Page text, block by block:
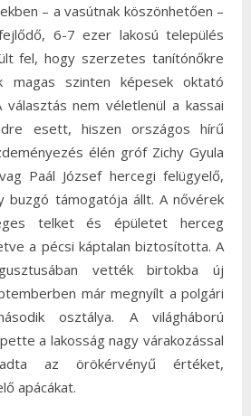
– a vasútnak köszönhetően –
6-7 ezer lakosú település
fel, hogy szerzetes tanítónőkre
magas szinten képesek oktató
választás nem véletlenül a kassai
esett, hiszen országos hírű
élén gróf Zichy Gyula
Paál József hercegi felügyelő,
buzgó támogatója állt. A nővérek
telket és épületet herceg
a pécsi káptalan biztosította. A
vették birtokba új
már megnyílt a polgári
osztálya. A világháború
a lakosság nagy várakozással
az örökérvényű értéket,
apácákat.